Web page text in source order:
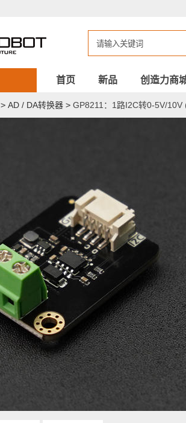
首页 新品 创造力商
> AD / DA转换器 > GP8211：1路I2C转0-5V/10V